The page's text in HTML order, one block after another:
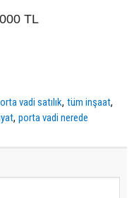
TL
vadi satılık,tüm inşaat,
, porta vadi nerede